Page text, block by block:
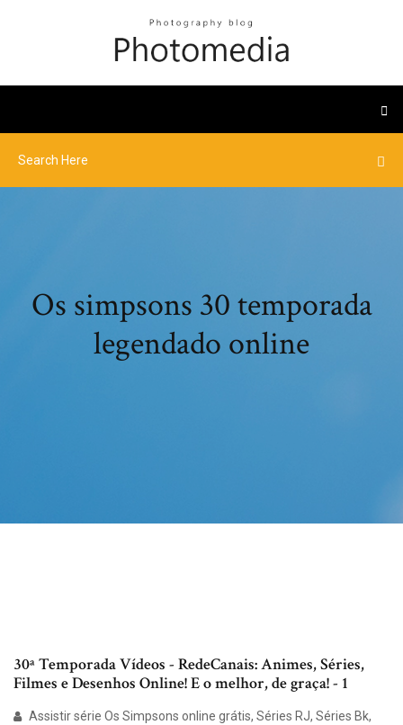
Os simpsons 30 temporada
legendado online
30ª Temporada Vídeos - RedeCanais: Animes, Séries,
Filmes e Desenhos Online! E o melhor, de graça! - 1
Assistir série Os Simpsons online grátis, Séries RJ, Séries Bk,